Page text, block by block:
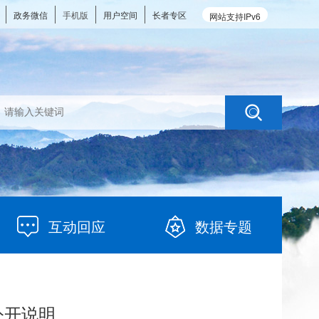
网站支持IPv6
政务微信 手机版 用户空间 长者专区
互动回应 数据专题
说明